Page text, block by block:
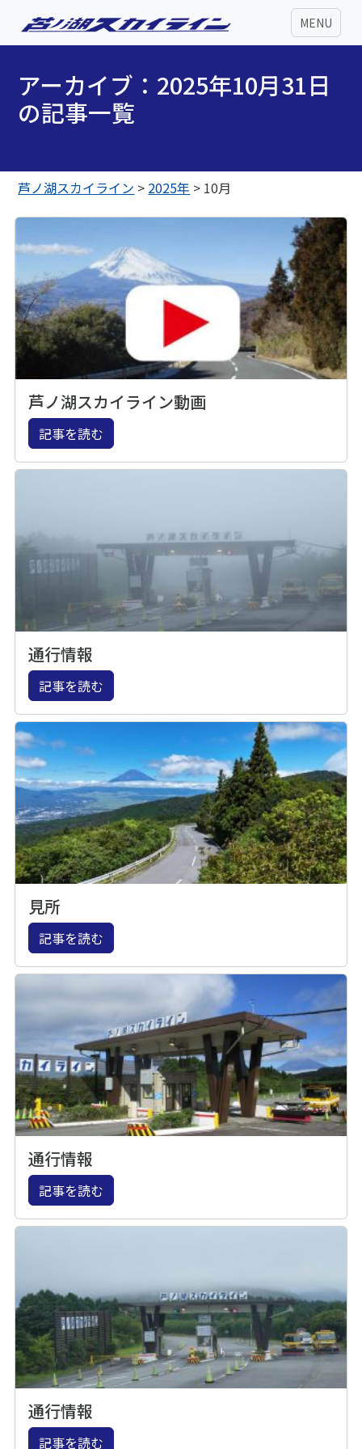
MENU
アーカイブ：2025年10月31日
の記事一覧
芦ノ湖スカイライン > 2025年 > 10月
芦ノ湖スカイライン動画
記事を読む
通行情報
記事を読む
見所
記事を読む
通行情報
記事を読む
通行情報
記事を読む